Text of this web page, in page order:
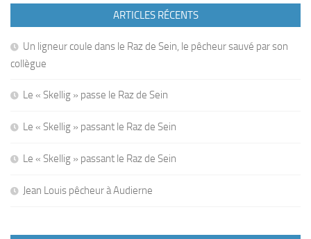
ARTICLES RÉCENTS
Un ligneur coule dans le Raz de Sein, le pêcheur sauvé par son
collègue
Le « Skellig » passe le Raz de Sein
Le « Skellig » passant le Raz de Sein
Le « Skellig » passant le Raz de Sein
Jean Louis pêcheur à Audierne